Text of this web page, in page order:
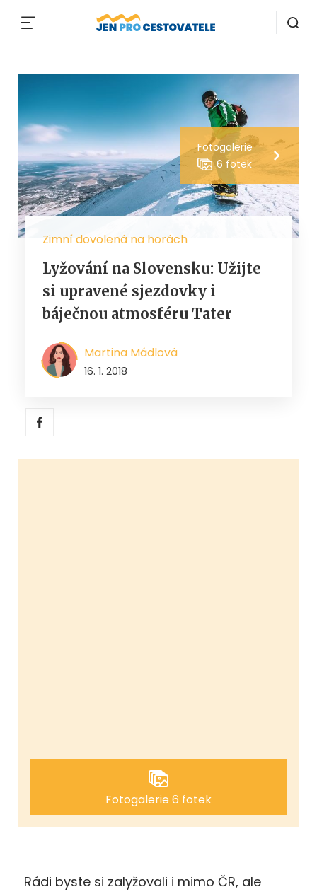
Fotogalerie
6 fotek
Zimní dovolená na horách
Lyžování na Slovensku: Užijte
si upravené sjezdovky i
báječnou atmosféru Tater
Martina Mádlová
16. 1. 2018
Fotogalerie 6 fotek
Rádi byste si zalyžovali i mimo ČR, ale